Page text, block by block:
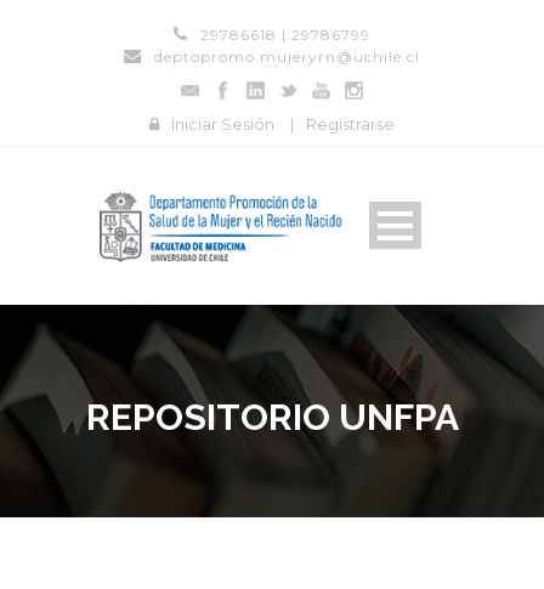
29786618 | 29786799
deptopromo.mujeryrn@uchile.cl
Iniciar Sesión | Registrarse
REPOSITORIO UNFPA